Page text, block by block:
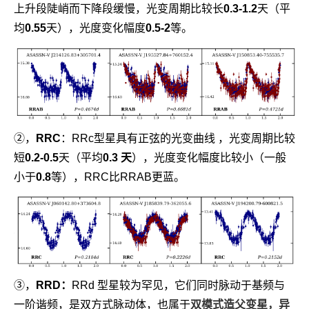
上升段陡峭而下降段缓慢，光变周期比较长0.3-1.2天（平
均0.55天），光度变化幅度0.5-2等。
②， RRC ：RRc型星具有正弦的光变曲线 ，光变周期比较
短0.2-0.5天（平均0.3 天），光度变化幅度比较小（一般
小于0.8等），RRC比RRAB更蓝。
③， RRD： RRd 型星较为罕见， 它们同时脉动于基频与
一阶谐频，是双方式脉动体，也属于双模式造父变星，异